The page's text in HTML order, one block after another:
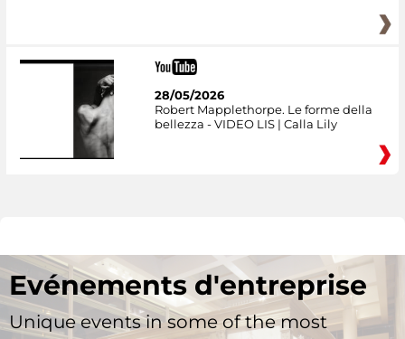
28/05/2026
Robert Mapplethorpe. Le forme della
bellezza - VIDEO LIS | Calla Lily
Evénements d'entreprise
Unique events in some of the most